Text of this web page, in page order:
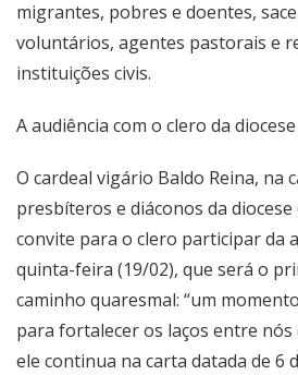
migrantes, pobres e doentes,
voluntários, agentes pastorais e
instituições civis.
A audiência com o clero da
O cardeal vigário Baldo Reina, na
presbíteros e diáconos da
convite para o clero participar da
quinta-feira (19/02), que será o
caminho quaresmal: “um
para fortalecer os laços entre nós
ele continua na carta datada de 6